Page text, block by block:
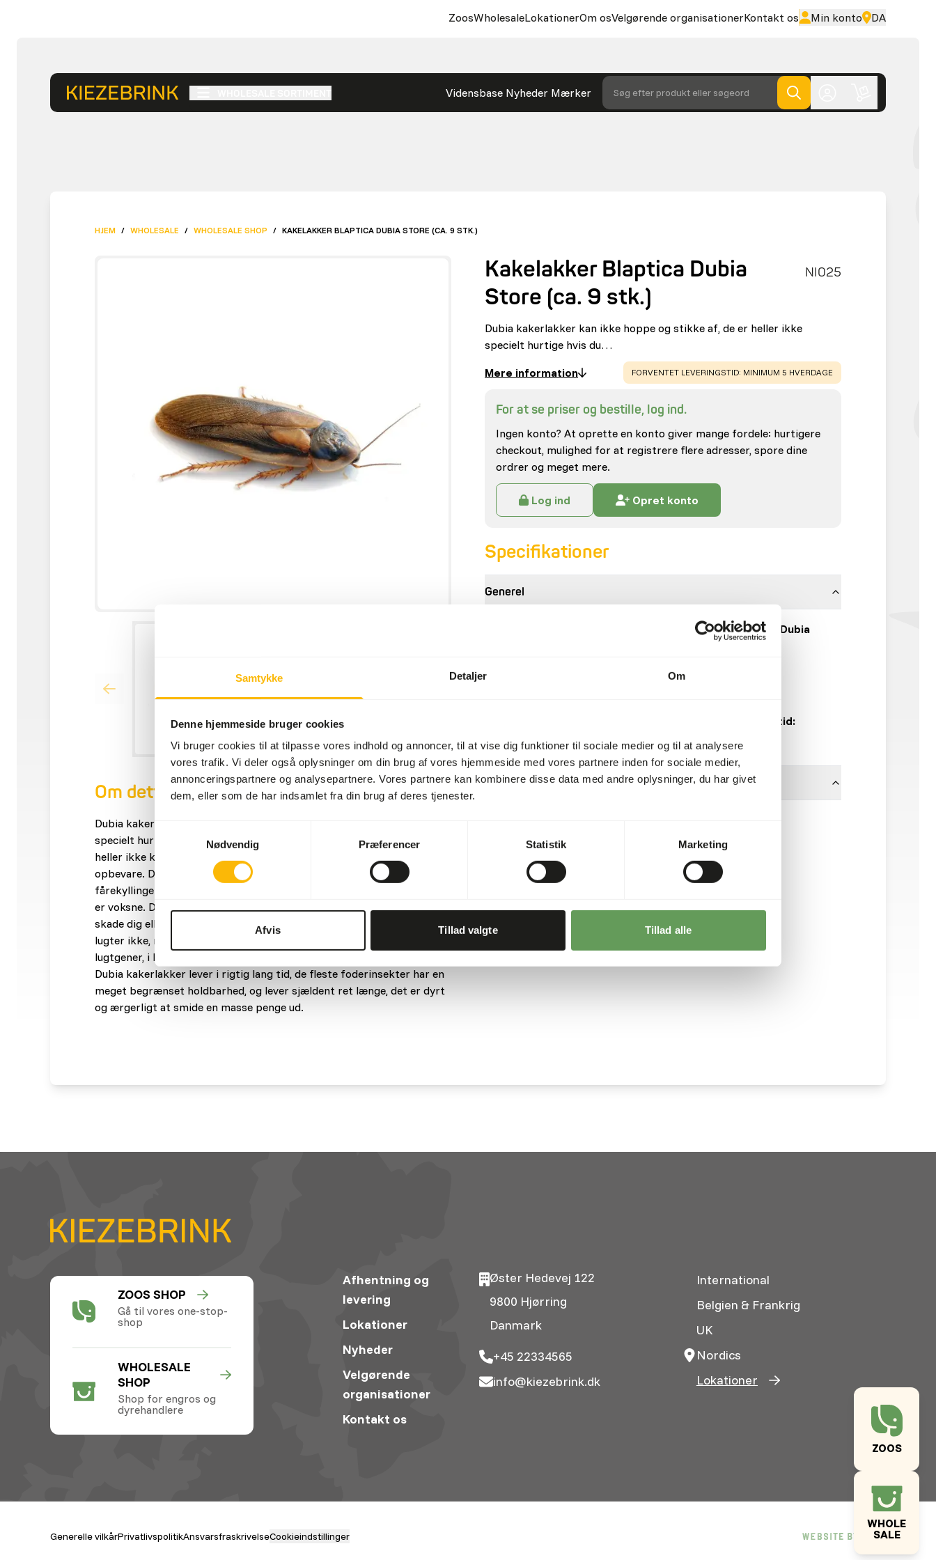
Samtykke Detaljer Om
Denne hjemmeside bruger cookies
Vi bruger cookies til at tilpasse vores indhold og annoncer, til at vise dig funktioner til sociale medier og til at analysere
vores trafik. Vi deler også oplysninger om din brug af vores hjemmeside med vores partnere inden for sociale medier,
annonceringspartnere og analysepartnere. Vores partnere kan kombinere disse data med andre oplysninger, du har givet
dem, eller som de har indsamlet fra din brug af deres tjenester.
Nødvendig
Præferencer Statistik Marketing
Afvis Tillad valgte Tillad alle
ZoosWholesaleLokationerOm osVelgørende organisationerKontakt os Min konto DA
Vidensbase Nyheder Mærker Søg efter produkt eller søgeord
ZOOS
WHOLE
SALE
HJEM / WHOLESALE / WHOLESALE SHOP / KAKELAKKER BLAPTICA DUBIA STORE (CA. 9 STK.)
Om dette produkt
Dubia kakerlakker kan ikke hoppe og stikke af, de er heller ikke
specielt hurtige hvis du skulle tabe en på gulvet ved fodring. De kan
heller ikke kravle op af glatte overflader, og er derfor ret nemme at
opbevare. Dubia kakerlakker larmer eller synger ikke, i modsætning til
fårekyllinger, som man simpelthen kan få pip af at have gående hvis de
er voksne. Dubia kakerlakker bider ikke, de har intet forsvar der kan
skade dig eller de dyr der skal spise kakerlakken. Dubia kakerlakker
lugter ikke, man kan faktisk have ret mange gående uden de store
lugtgener, i hvert fald i forhold til mange andre typer af foderinsekter.
Dubia kakerlakker lever i rigtig lang tid, de fleste foderinsekter har en
meget begrænset holdbarhed, og lever sjældent ret længe, det er dyrt
og ærgerligt at smide en masse penge ud.
Kakelakker Blaptica Dubia
Store (ca. 9 stk.)
NI025
Dubia kakerlakker kan ikke hoppe og stikke af, de er heller ikke
specielt hurtige hvis du…
Mere information
WARNING:
FORVENTET LEVERINGSTID: MINIMUM 5 HVERDAGE
For at se priser og bestille, log ind.
Ingen konto? At oprette en konto giver mange fordele: hurtigere
checkout, mulighed for at registrere flere adresser, spore dine
ordrer og meget mere.
Log ind Opret konto
Specifikationer
Generel
Kakelakker Blaptica Dubia
Store (ca. 9 stk.)
Artikel kode
NI025
Forventet leveringstid:
minimum 5 hverdage
Detaljer
ZOOS SHOP
Gå til vores one-stop-
shop
WHOLESALE
SHOP
Shop for engros og
dyrehandlere
Afhentning og
levering
Lokationer
Nyheder
Velgørende
organisationer
Kontakt os
Øster Hedevej 122
9800 Hjørring
Danmark
+45 22334565
info@kiezebrink.dk
International
Belgien & Frankrig
UK
Nordics
Lokationer
Generelle vilkårPrivatlivspolitikAnsvarsfraskrivelseCookieindstillinger